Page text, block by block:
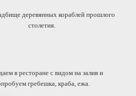
деревянных кораблей прошлого
столетия.
в ресторане с видом на залив и
гребешка, краба, ежа.